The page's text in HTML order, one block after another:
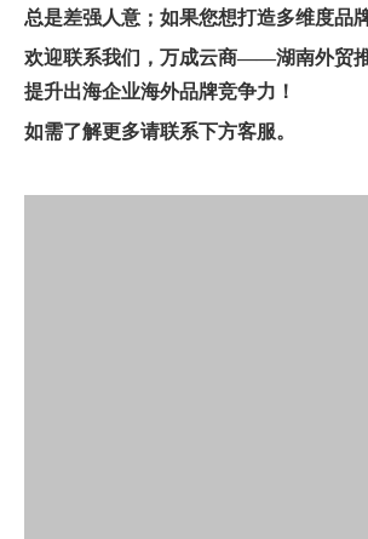
总是差强人意；如果您想打造多维度品
欢迎联系我们，万成云商——湖南外贸
提升出海企业海外品牌竞争力！
如需了解更多请联系下方客服。